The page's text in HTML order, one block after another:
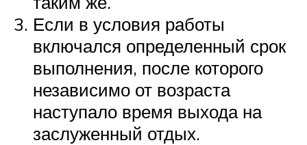
Если в условия работы
включался определенный срок
выполнения, после которого
независимо от возраста
наступало время выхода на
заслуженный отдых.